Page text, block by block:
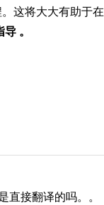
这将大大有助于在
。
接翻译的吗。。